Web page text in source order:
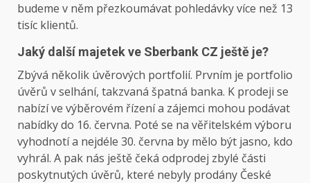
budeme v něm přezkoumávat pohledávky více než 13
tisíc klientů.
Jaký další majetek ve Sberbank CZ ještě je?
Zbývá několik úvěrových portfolií. Prvním je portfolio
úvěrů v selhání, takzvaná špatná banka. K prodeji se
nabízí ve výběrovém řízení a zájemci mohou podávat
nabídky do 16. června. Poté se na věřitelském výboru
vyhodnotí a nejdéle 30. června by mělo být jasno, kdo
vyhrál. A pak nás ještě čeká odprodej zbylé části
poskytnutých úvěrů, které nebyly prodány České